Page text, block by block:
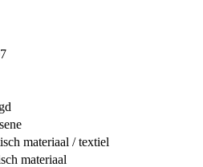
materiaal / textiel
materiaal